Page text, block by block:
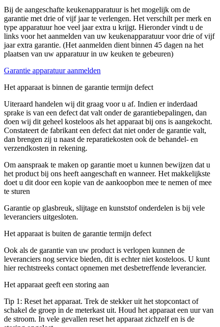
Bij de aangeschafte keukenapparatuur is het mogelijk om de
garantie met drie of vijf jaar te verlengen. Het verschilt per merk en
type apparatuur hoe veel jaar extra u krijgt. Hieronder vindt u de
links voor het aanmelden van uw keukenapparatuur voor drie of vijf
jaar extra garantie. (Het aanmelden dient binnen 45 dagen na het
plaatsen van uw apparatuur in uw keuken te gebeuren)
Garantie apparatuur aanmelden
Het apparaat is binnen de garantie termijn defect
Uiteraard handelen wij dit graag voor u af. Indien er inderdaad
sprake is van een defect dat valt onder de garantiebepalingen, dan
doen wij dit geheel kosteloos als het apparaat bij ons is aangekocht.
Constateert de fabrikant een defect dat niet onder de garantie valt,
dan brengen zij u naast de reparatiekosten ook de behandel- en
verzendkosten in rekening.
Om aanspraak te maken op garantie moet u kunnen bewijzen dat u
het product bij ons heeft aangeschaft en wanneer. Het makkelijkste
doet u dit door een kopie van de aankoopbon mee te nemen of mee
te sturen
Garantie op glasbreuk, slijtage en kunststof onderdelen is bij vele
leveranciers uitgesloten.
Het apparaat is buiten de garantie termijn defect
Ook als de garantie van uw product is verlopen kunnen de
leveranciers nog service bieden, dit is echter niet kosteloos. U kunt
hier rechtstreeks contact opnemen met desbetreffende leverancier.
Het apparaat geeft een storing aan
Tip 1: Reset het apparaat. Trek de stekker uit het stopcontact of
schakel de groep in de meterkast uit. Houd het apparaat een uur van
de stroom. In vele gevallen reset het apparaat zichzelf en is de